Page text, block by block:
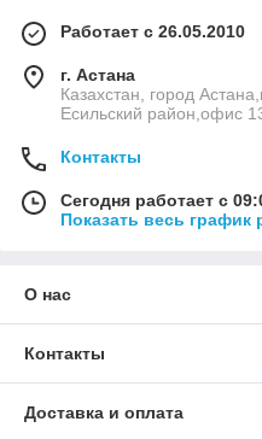
Работает с 26.05.2010
г. Астана
Казахстан, город
Есильский район,офис
Контакты
Сегодня работает с
Показать весь график
О нас
Контакты
Доставка и оплата